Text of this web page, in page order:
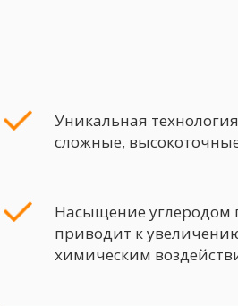
Уникальная
сложные,
Насыщение углеродом
приводит к
химическим